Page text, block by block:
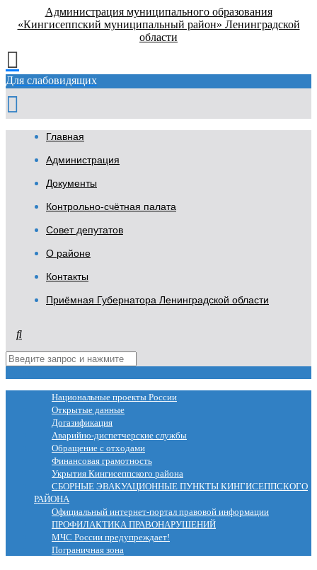
Администрация муниципального образования
«Кингисеппский муниципальный район» Ленинградской
области
Для слабовидящих
Главная
Администрация
Документы
Контрольно-счётная палата
Совет депутатов
О районе
Контакты
Приёмная Губернатора Ленинградской области
Национальные проекты России
Открытые данные
Догазификация
Аварийно-диспетчерские службы
Обращение с отходами
Финансовая грамотность
Укрытия Кингисеппского района
СБОРНЫЕ ЭВАКУАЦИОННЫЕ ПУНКТЫ КИНГИСЕППСКОГО
РАЙОНА
Официальный интернет-портал правовой информации
ПРОФИЛАКТИКА ПРАВОНАРУШЕНИЙ
МЧС России предупреждает!
Пограничная зона